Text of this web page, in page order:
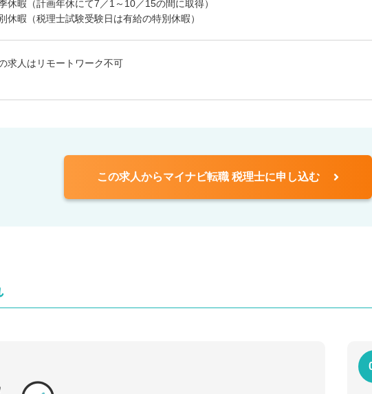
休暇（計画年休にて7／1～10／15の間に取得）
休暇（税理士試験受験日は有給の特別休暇）
求人はリモートワーク不可
この求人からマイナビ転職 税理士に申し込む